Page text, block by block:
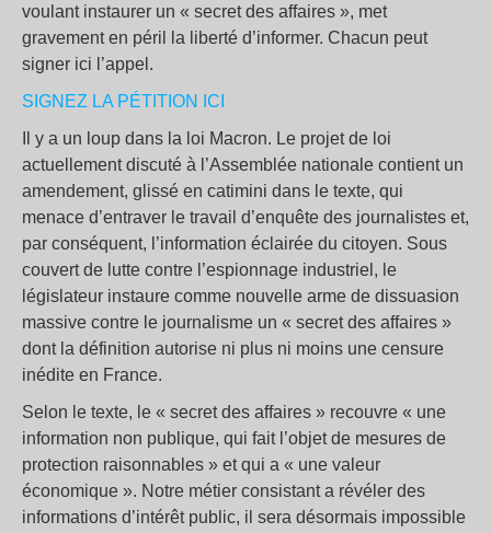
voulant instaurer un « secret des affaires », met
gravement en péril la liberté d’informer. Chacun peut
signer ici l’appel.
SIGNEZ LA PÉTITION ICI
Il y a un loup dans la loi Macron. Le projet de loi
actuellement discuté à l’Assemblée nationale contient un
amendement, glissé en catimini dans le texte, qui
menace d’entraver le travail d’enquête des journalistes et,
par conséquent, l’information éclairée du citoyen. Sous
couvert de lutte contre l’espionnage industriel, le
législateur instaure comme nouvelle arme de dissuasion
massive contre le journalisme un « secret des affaires »
dont la définition autorise ni plus ni moins une censure
inédite en France.
Selon le texte, le « secret des affaires » recouvre « une
information non publique, qui fait l’objet de mesures de
protection raisonnables » et qui a « une valeur
économique ». Notre métier consistant a révéler des
informations d’intérêt public, il sera désormais impossible